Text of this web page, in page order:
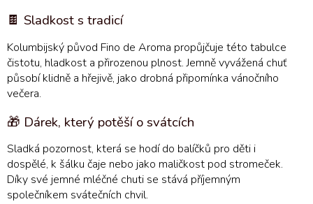
🍫 Sladkost s tradicí
Kolumbijský původ Fino de Aroma propůjčuje této tabulce
čistotu, hladkost a přirozenou plnost. Jemně vyvážená chuť
působí klidně a hřejivě, jako drobná připomínka vánočního
večera.
🎁 Dárek, který potěší o svátcích
Sladká pozornost, která se hodí do balíčků pro děti i
dospělé, k šálku čaje nebo jako maličkost pod stromeček.
Díky své jemné mléčné chuti se stává příjemným
společníkem svátečních chvil.